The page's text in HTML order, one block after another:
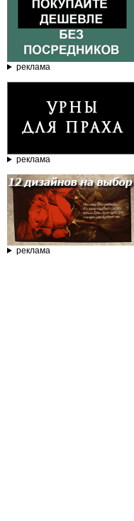
реклама
реклама
реклама